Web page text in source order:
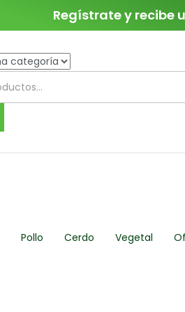
Regístrate y recibe
Pollo Cerdo Vegetal